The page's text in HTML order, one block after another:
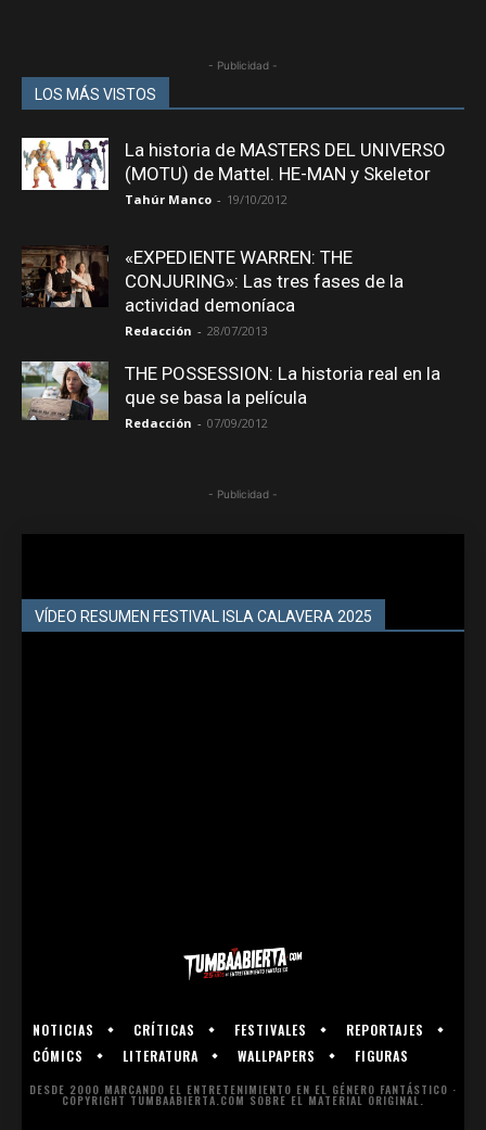
- Publicidad -
LOS MÁS VISTOS
La historia de MASTERS DEL UNIVERSO
(MOTU) de Mattel. HE-MAN y Skeletor
Tahúr Manco - 19/10/2012
«EXPEDIENTE WARREN: THE
CONJURING»: Las tres fases de la
actividad demoníaca
Redacción - 28/07/2013
THE POSSESSION: La historia real en la
que se basa la película
Redacción - 07/09/2012
- Publicidad -
VÍDEO RESUMEN FESTIVAL ISLA CALAVERA 2025
NOTICIAS CRÍTICAS FESTIVALES
REPORTAJES
CÓMICS
LITERATURA WALLPAPERS FIGURAS
DESDE 2000 MARCANDO EL ENTRETENIMIENTO EN EL GÉNERO FANTÁSTICO ·
COPYRIGHT TUMBAABIERTA.COM SOBRE EL MATERIAL ORIGINAL.